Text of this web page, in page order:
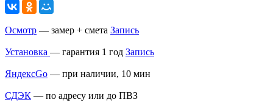
Осмотр — замер + смета Запись
Установка — гарантия 1 год Запись
ЯндексGo — при наличии, 10 мин
СДЭК — по адресу или до ПВЗ